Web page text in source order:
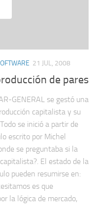
21 JUL, 2008
de pares
GENERAL se gestó una
capitalista y su
se inició a partir de
escrito por Michel
se preguntaba si la
El estado de la
pueden resumirse en:
es que
la lógica de mercado,